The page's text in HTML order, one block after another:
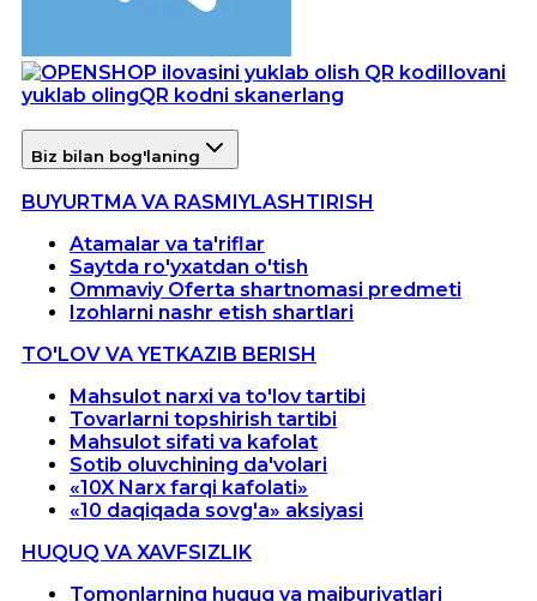
Ilovani
yuklab olingQR kodni skanerlang
Biz bilan bog'laning
BUYURTMA VA RASMIYLASHTIRISH
Atamalar va ta'riflar
Saytda ro'yxatdan o'tish
Ommaviy Oferta shartnomasi predmeti
Izohlarni nashr etish shartlari
TO'LOV VA YETKAZIB BERISH
Mahsulot narxi va to'lov tartibi
Tovarlarni topshirish tartibi
Mahsulot sifati va kafolat
Sotib oluvchining da'volari
«10X Narx farqi kafolati»
«10 daqiqada sovg'a» aksiyasi
HUQUQ VA XAVFSIZLIK
Tomonlarning huquq va majburiyatlari